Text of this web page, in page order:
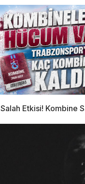
Salah Etkisi! Kombine